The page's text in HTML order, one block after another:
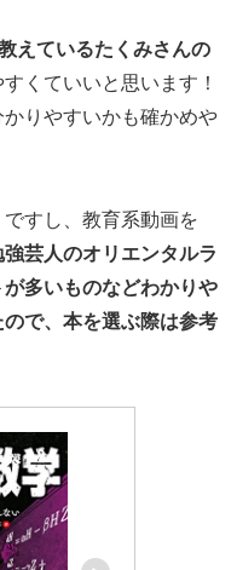
えているたくみさんの
くていいと思います！
りやすいかも確かめや
すし、教育系動画を
強芸人のオリエンタルラ
多いものなどわかりや
で、本を選ぶ際は参考